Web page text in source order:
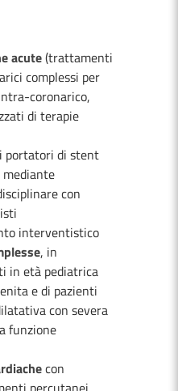
acute(trattamenti
complessi per
coronarico,
di terapie
portatori di stent
con
interventistico
, in
in età pediatrica
e di pazienti
con severa
funzione
con